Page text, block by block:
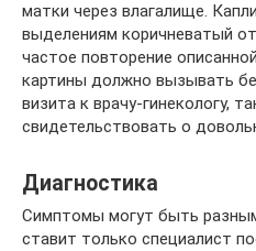
матки через влагалище.
выделениям коричневатый
частое повторение
картины должно вызывать
визита к врачу-гинекологу,
свидетельствовать о
Диагностика
Симптомы могут быть
ставит только специалист